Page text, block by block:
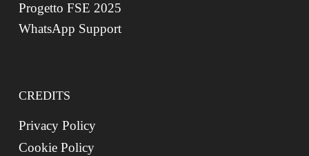
Progetto FSE 2025
WhatsApp Support
CREDITS
Privacy Policy
Cookie Policy